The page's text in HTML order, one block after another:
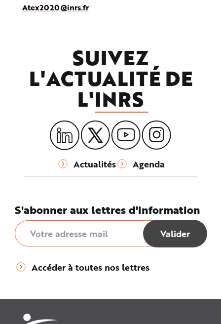
Atex2020@inrs.fr
SUIVEZ
L'ACTUALITÉ DE
L'INRS
Actualités Agenda
S'abonner aux lettres d'information
Accéder à toutes nos lettres